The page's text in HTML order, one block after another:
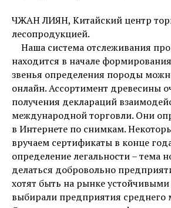
ЧЖАН ЛИЯН, Китайский центр
лесопродукцией.
Наша система отслеживания
находится в начале
звенья определения породы
онлайн. Ассортимент древесины
получения деклараций
международной торговли. Они
в Интернете по снимкам.
вручаем сертификаты в конце
определение легальности – тема
делаться добровольно
хотят быть на рынке
выбирали предприятия среднего